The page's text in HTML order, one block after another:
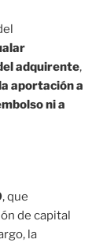
adquirente,
aportación a
ni a
, que
de capital
la